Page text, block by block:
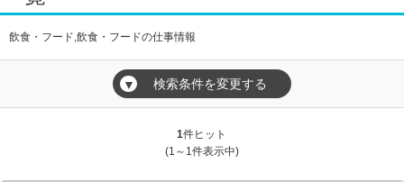
飲食・フード,飲食・フードの仕事情報
▼ 検索条件を変更する
1件ヒット
(1～1件表示中)